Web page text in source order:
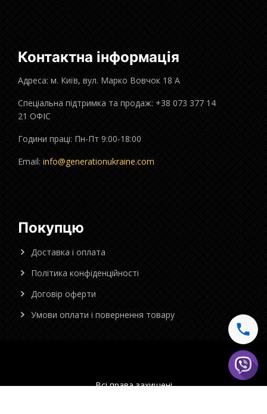
Контактна інформація
Адреса: м. Київ, вул. Марко Вовчок 18 А
Спеціальна підтримка та продаж: +38 073 377 14
21 ОФІС
Години праці: Пн-Пт 9:00-18:00
Email: info@generationukraine.com
Покупцю
Доставка і оплата
Політика конфіденційності
Договір оферти
Умови оплати і повернення товару
Всі права захищені